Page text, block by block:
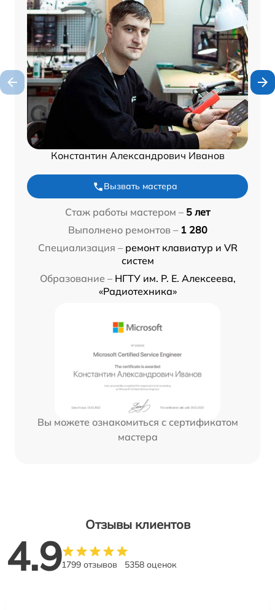
Константин Александрович Иванов
Вызвать мастера
Стаж работы мастером – 5 лет
Выполнено ремонтов – 1 280
Специализация – ремонт клавиатур и VR
систем
Образование – НГТУ им. Р. Е. Алексеева,
«Радиотехника»
Вы можете ознакомиться с сертификатом
мастера
Отзывы клиентов
4.91799 отзывов 5358 оценок